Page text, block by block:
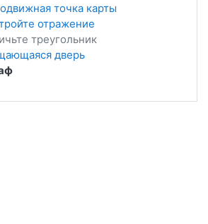
точка карты
отражение
треугольник
дверь